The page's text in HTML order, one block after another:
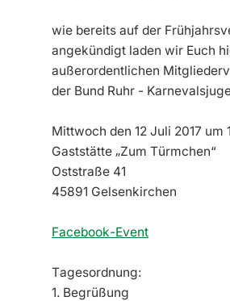
wie bereits auf der
angekündigt laden wir Euch
außerordentlichen
der Bund Ruhr -
Mittwoch den 12 Juli 2017 um
Gaststätte „Zum Türmchen“
Oststraße 41
45891 Gelsenkirchen
Facebook-Event
Tagesordnung:
1. Begrüßung